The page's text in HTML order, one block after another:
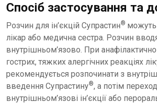
Спосіб застосування та
Розчин для ін’єкцій Супрастин® можуть
лікар або медична сестра. Розчин
внутрішньом’язово. При
гострих, тяжких алергічних реакціях
рекомендується розпочинати з
введення Супрастину®, а потім
внутрішньом’язові ін’єкції або